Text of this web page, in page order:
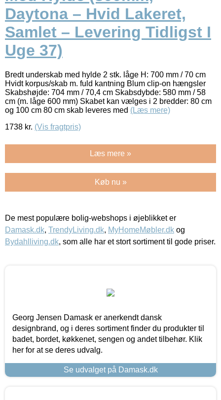
Daytona – Hvid Lakeret,
Samlet – Levering Tidligst I
Uge 37)
Bredt underskab med hylde 2 stk. låge H: 700 mm / 70 cm
Hvidt korpus/skab m. fuld kantning Blum clip-on hængsler
Skabshøjde: 704 mm / 70,4 cm Skabsdybde: 580 mm / 58
cm (m. låge 600 mm) Skabet kan vælges i 2 bredder: 80 cm
og 100 cm 80 cm skab leveres med (Læs mere)
1738 kr. (Vis fragtpris)
Læs mere »
Køb nu »
De mest populære bolig-webshops i øjeblikket er
Damask.dk, TrendyLiving.dk, MyHomeMøbler.dk og
Bydahlliving.dk, som alle har et stort sortiment til gode priser.
Georg Jensen Damask er anerkendt dansk
designbrand, og i deres sortiment finder du produkter til
badet, bordet, køkkenet, sengen og andet tilbehør. Klik
her for at se deres udvalg.
Se udvalget på Damask.dk